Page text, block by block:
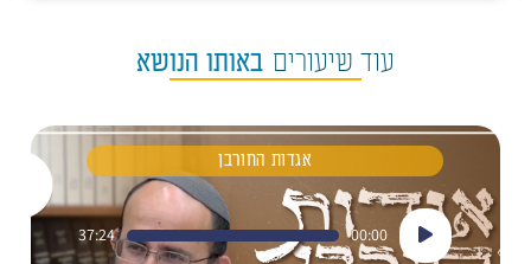
עוד שיעורים באותו הנושא
אגדות החורבן
נגן
אודיו
00:00
37:24